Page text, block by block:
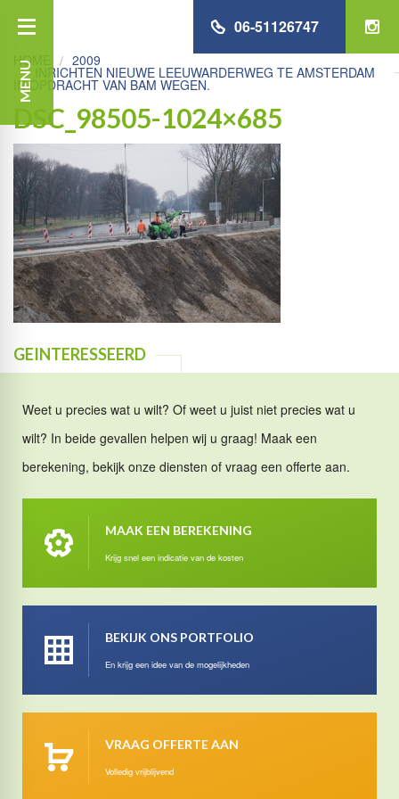
MENU
06-51126747
HOME 2009
INRICHTEN NIEUWE LEEUWARDERWEG TE AMSTERDAM
IN OPDRACHT VAN BAM WEGEN.
DSC_98505-1024×685
GEINTERESSEERD
Weet u precies wat u wilt? Of weet u juist niet precies wat u
wilt? In beide gevallen helpen wij u graag! Maak een
berekening, bekijk onze diensten of vraag een offerte aan.
MAAK EEN BEREKENING
Krijg snel een indicatie van de kosten
BEKIJK ONS PORTFOLIO
En krijg een idee van de mogelijkheden
VRAAG OFFERTE AAN
Volledig vrijblijvend